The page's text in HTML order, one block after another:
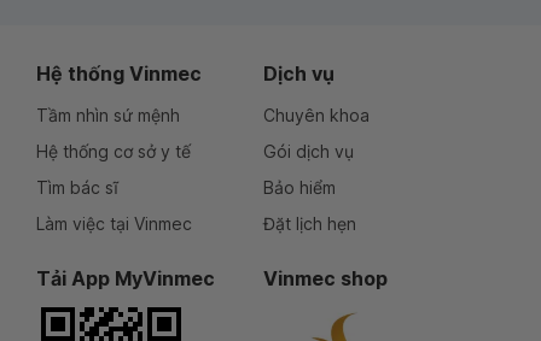
Hệ thống Vinmec
Tầm nhìn sứ mệnh
Hệ thống cơ sở y tế
Tìm bác sĩ
Làm việc tại Vinmec
Dịch vụ
Chuyên khoa
Gói dịch vụ
Bảo hiểm
Đặt lịch hẹn
Tải App MyVinmec Vinmec shop